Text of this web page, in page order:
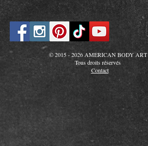
© 2015 - 2026 AMERICAN BODY ART
Tous droits réservés
Contact